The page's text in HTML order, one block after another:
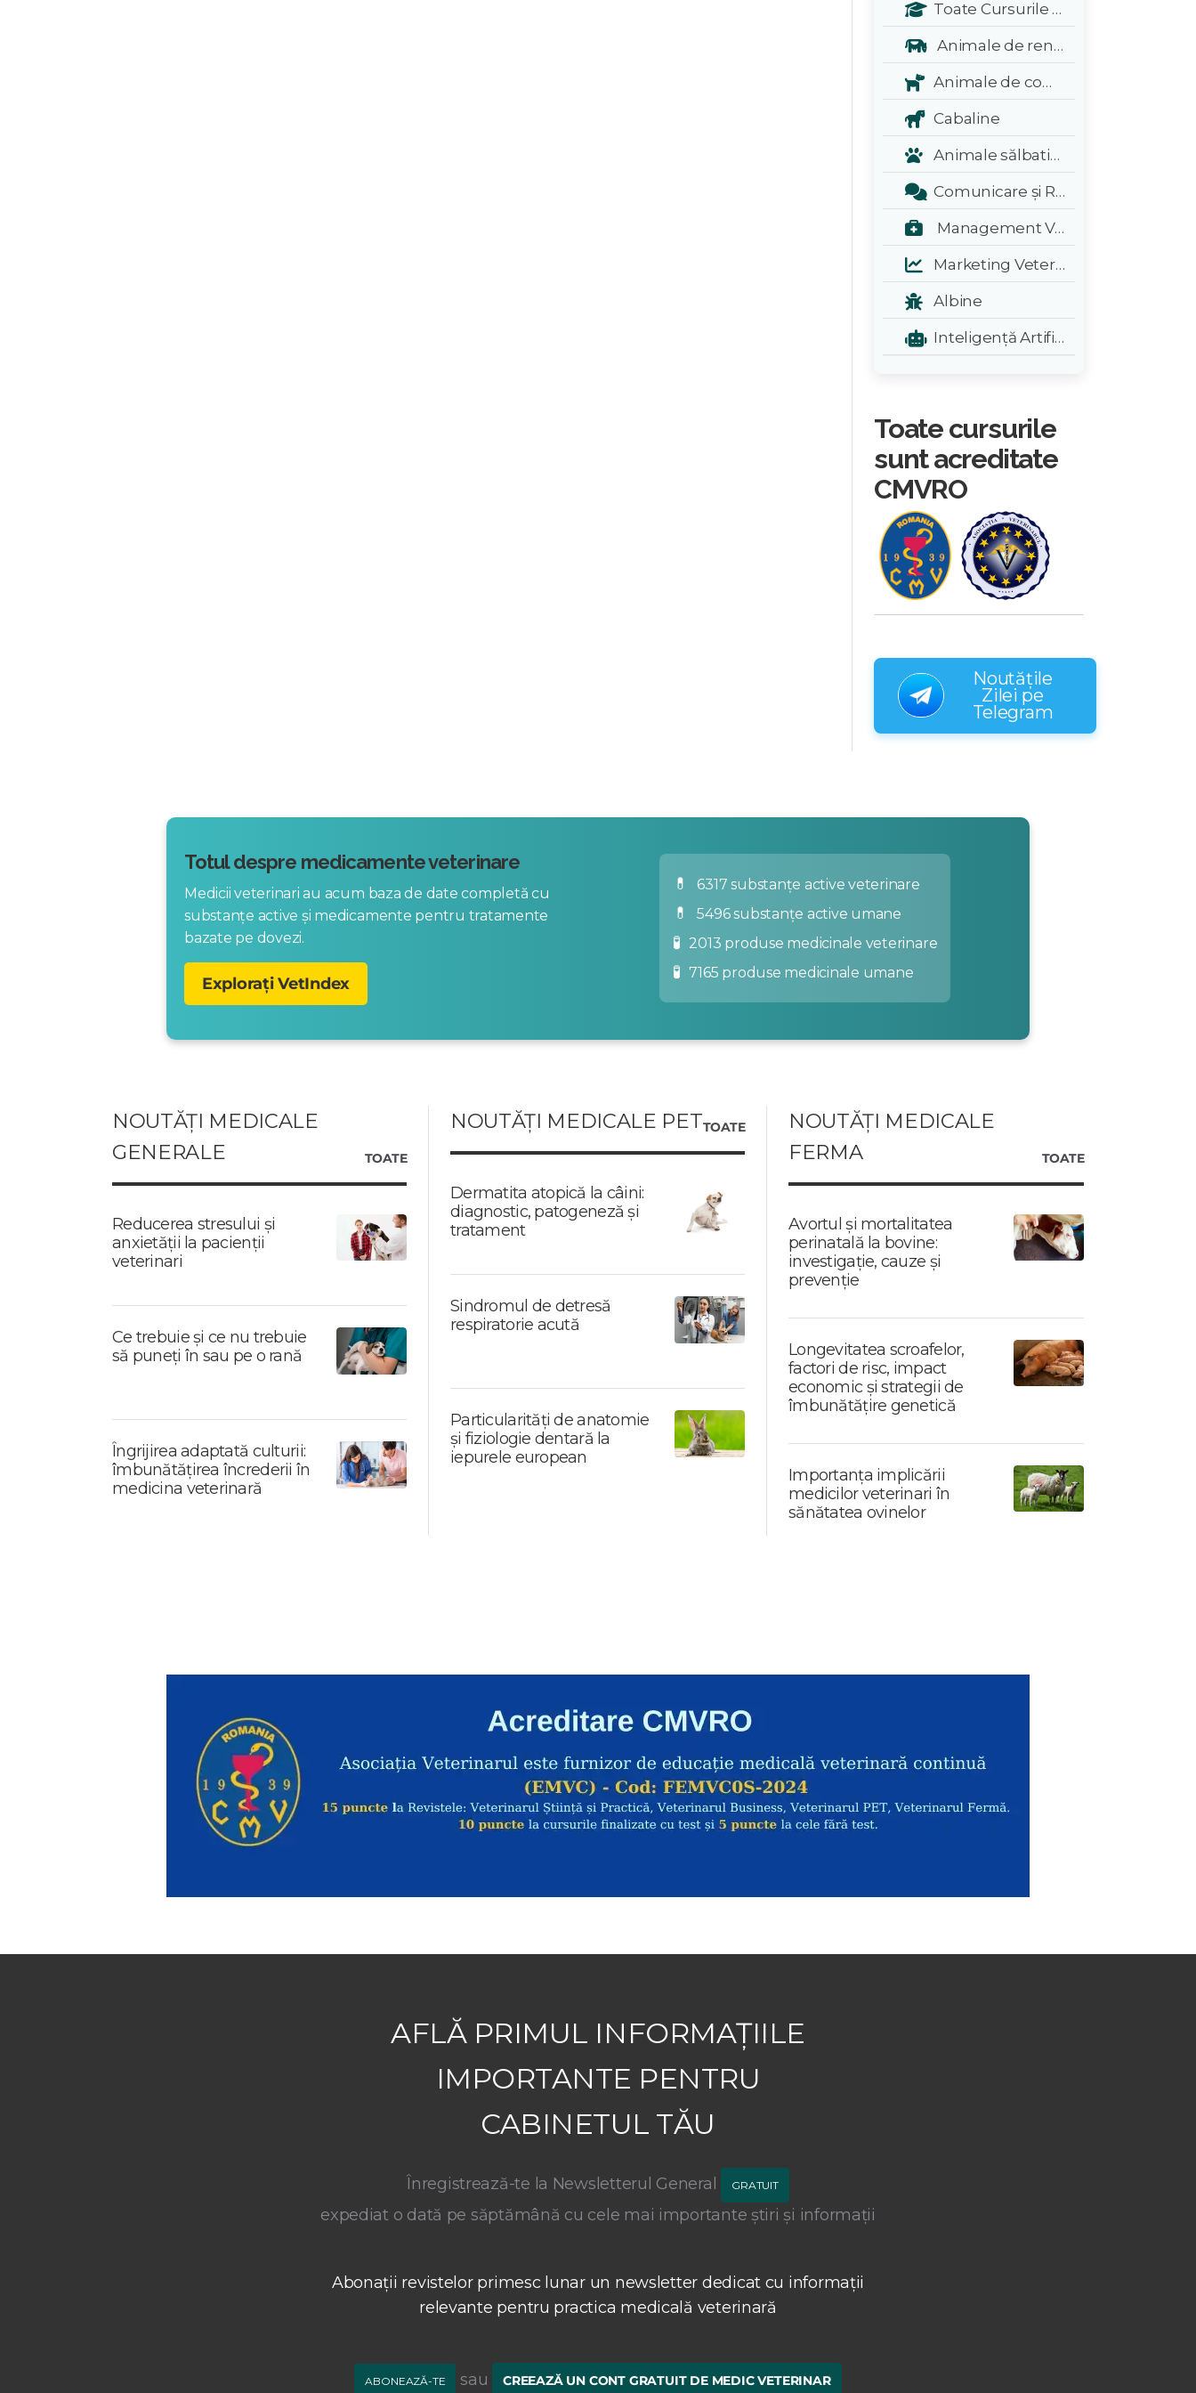
Toate Cursurile Veterinarul:
Animale de renta
Animale de companie
Cabaline
Animale sălbatice și exotice
Comunicare și Relații Publice
Management Veterinar
Marketing Veterinar
Albine
Inteligență Artificială - A.I.
Toate cursurile
sunt acreditate
CMVRO
Noutățile
Zilei pe
Telegram
Totul despre medicamente veterinare
Medicii veterinari au acum baza de date completă cu
substanțe active și medicamente pentru tratamente
bazate pe dovezi.
Explorați VetIndex
💊 6317 substanțe active veterinare
💊 5496 substanțe active umane
🧪 2013 produse medicinale veterinare
🧪 7165 produse medicinale umane
NOUTĂȚI MEDICALE
GENERALE
TOATE
Reducerea stresului și
anxietății la pacienții
veterinari
Ce trebuie și ce nu trebuie
să puneți în sau pe o rană
Îngrijirea adaptată culturii:
îmbunătățirea încrederii în
medicina veterinară
NOUTĂȚI MEDICALE PETTOATE
Dermatita atopică la câini:
diagnostic, patogeneză și
tratament
Sindromul de detresă
respiratorie acută
Particularități de anatomie
și fiziologie dentară la
iepurele european
NOUTĂȚI MEDICALE
FERMA
TOATE
Avortul și mortalitatea
perinatală la bovine:
investigație, cauze și
prevenție
Longevitatea scroafelor,
factori de risc, impact
economic și strategii de
îmbunătățire genetică
Importanța implicării
medicilor veterinari în
sănătatea ovinelor
AFLĂ PRIMUL INFORMAȚIILE
IMPORTANTE PENTRU
CABINETUL TĂU
Înregistrează-te la Newsletterul General GRATUIT
expediat o dată pe săptămână cu cele mai importante știri și informații
Abonații revistelor primesc lunar un newsletter dedicat cu informații
relevante pentru practica medicală veterinară
ABONEAZĂ-TE sau CREEAZĂ UN CONT GRATUIT DE MEDIC VETERINAR